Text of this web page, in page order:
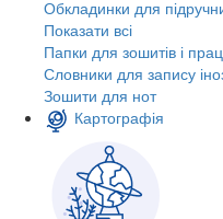
Обкладинки для
Показати всі
Папки для зошитів і
Словники для запису
Зошити для нот
Картографія